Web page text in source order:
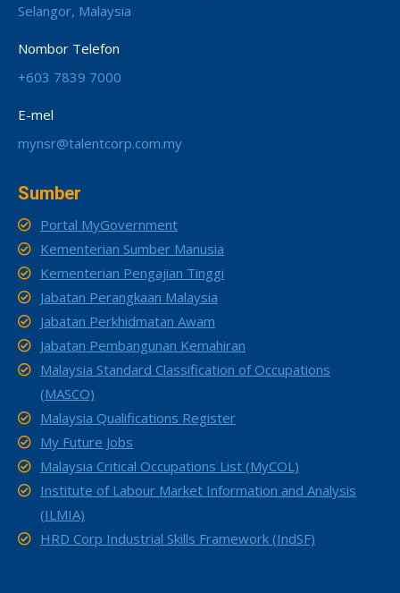
Selangor, Malaysia
Nombor Telefon
+603 7839 7000
E-mel
mynsr@talentcorp.com.my
Sumber
Portal MyGovernment
Kementerian Sumber Manusia
Kementerian Pengajian Tinggi
Jabatan Perangkaan Malaysia
Jabatan Perkhidmatan Awam
Jabatan Pembangunan Kemahiran
Malaysia Standard Classification of Occupations
(MASCO)
Malaysia Qualifications Register
My Future Jobs
Malaysia Critical Occupations List (MyCOL)
Institute of Labour Market Information and Analysis
(ILMIA)
HRD Corp Industrial Skills Framework (IndSF)